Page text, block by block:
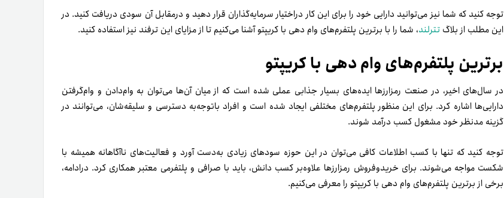
توجه کنید که شما نیز می‌توانید دارایی خود را برای این کار دراختیار سرمایه‌گذاران قرار دهید و در‌مقابل آن سودی دریافت کنید. در
این مطلب از بلاگ تترلند، شما را با برترین پلتفرم‌های وام دهی با کریپتو آشنا می‌کنیم تا از مزایای این ترفند نیز استفاده کنید.
برترین پلتفرم‌های وام دهی با کریپتو
در سال‌های اخیر، در صنعت رمزارزها ایده‌های بسیار جذابی عملی شده است که از میان آن‌ها می‌توان به وام‌دادن و وام‌گرفتن
دارایی‌ها اشاره کرد. برای این منظور پلتفرم‌های مختلفی ایجاد شده است و افراد با‌توجه‌به دسترسی و سلیقه‌شان، می‌توانند در
گزینه مدنظر خود مشغول کسب درآمد شوند.
توجه کنید که تنها با کسب اطلاعات کافی می‌توان در این حوزه سودهای زیادی به‌دست آورد و فعالیت‌های ناآگاهانه همیشه با
شکست مواجه می‌شوند. برای خریدوفروش رمزارزها علاوه‌بر کسب دانش، باید با صرافی و پلتفرمی معتبر همکاری کرد. در‌ادامه،
برخی از برترین پلتفرم‌های وام دهی با کریپتو را معرفی می‌کنیم.